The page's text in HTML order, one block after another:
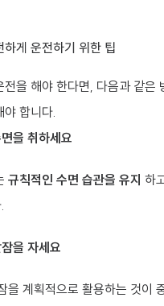
게 운전하기 위한 팁
을 해야 한다면, 다음과 같은
야 합니다.
을 취하세요
규칙적인 수면 습관을 유지 하
을 자세요
을 계획적으로 활용하는 것이